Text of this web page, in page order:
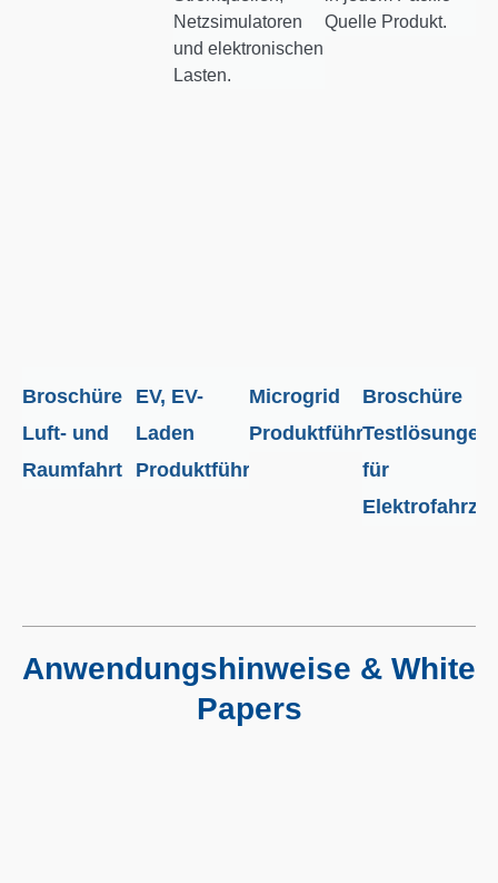
Netzsimulatoren
und elektronischen
Lasten.
Quelle Produkt.
Broschüre
Luft- und
Raumfahrt
EV, EV-
Laden
Produktführer
Microgrid
Produktführer
Broschüre
Testlösungen
für
Anwendungshinweise & White
Papers